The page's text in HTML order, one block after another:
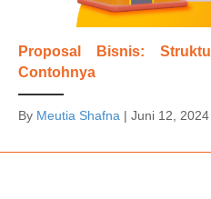
Proposal Bisnis:
Contohnya
By Meutia Shafna | Juni 12, 2024